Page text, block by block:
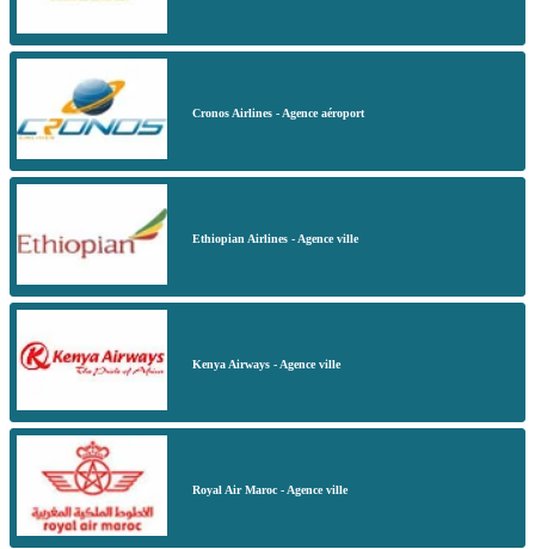
Cronos Airlines - Agence aéroport
Ethiopian Airlines - Agence ville
Kenya Airways - Agence ville
Royal Air Maroc - Agence ville